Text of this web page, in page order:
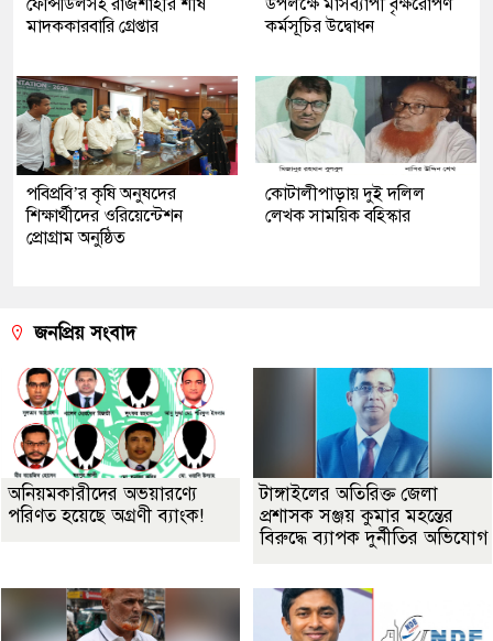
মাদককারবারি গ্রেপ্তার
কর্মসূচির উদ্বোধন
পবিপ্রবি’র কৃষি অনুষদের
শিক্ষার্থীদের ওরিয়েন্টেশন
প্রোগ্রাম অনুষ্ঠিত
কোটালীপাড়ায় দুই দলিল
লেখক সাময়িক বহিস্কার
জনপ্রিয় সংবাদ
অনিয়মকারীদের অভয়ারণ্যে
পরিণত হয়েছে অগ্রণী ব্যাংক!
টাঙ্গাইলের অতিরিক্ত জেলা
প্রশাসক সঞ্জয় কুমার মহন্তের
বিরুদ্ধে ব্যাপক দুর্নীতির অভিযোগ